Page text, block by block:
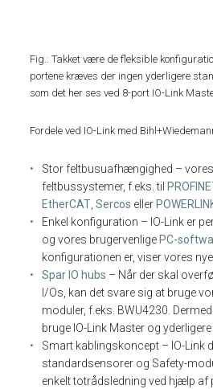
Fig.: Takket være de fleksible
portene kræves der ingen yderligere
som det her ses ved 8-port IO-Link
Fordele ved IO-Link med
Stor feltbusuafhængighed –
feltbussystemer, f.eks. til
EtherCAT ,Sercos eller
Enkel konfiguration – IO-Link er
og vores brugervenlige PC-
konfigurationen er, viser vores
Spar IO hubs – Når der skal
I/Os, kan det svare sig at bruge
moduler, f.eks. BWU4230.
bruge IO-Link Master og
Smart kablingskoncept – IO-Link
standardsensorer og Safety-
enkelt totrådsledning ved hjælp af